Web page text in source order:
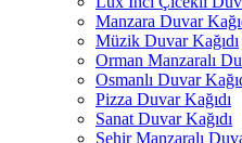
Manzara Duvar
Müzik Duvar Kağıdı
Orman Manzaralı
Osmanlı Duvar
Pizza Duvar Kağıdı
Sanat Duvar Kağıdı
Şehir Manzaralı